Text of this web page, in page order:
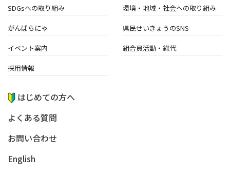
SDGsへの取り組み 環境・地域・ 社会への取り組み
がんばらにゃ 県民せいきょうのSNS
イベント案内 組合員活動・総代
採用情報
はじめての方へ
よくある質問
お問い合わせ
English